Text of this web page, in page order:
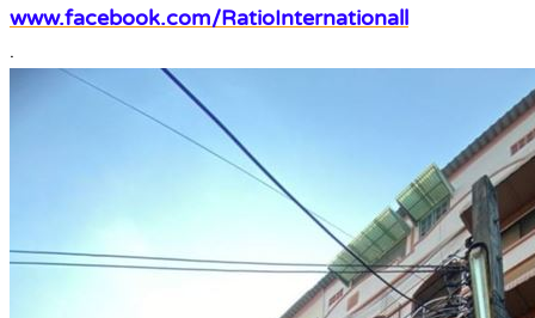
www.facebook.com/RatioInternationall
.